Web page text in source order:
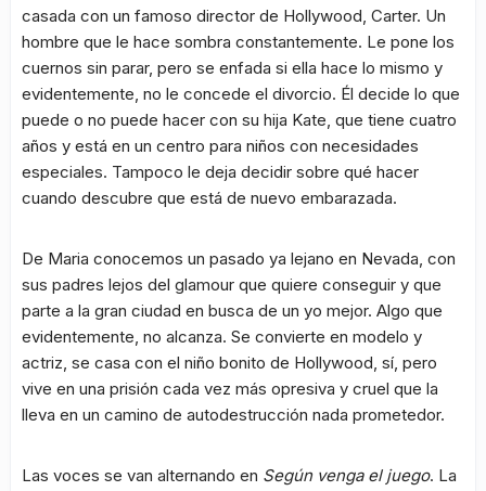
casada con un famoso director de Hollywood, Carter. Un
hombre que le hace sombra constantemente. Le pone los
cuernos sin parar, pero se enfada si ella hace lo mismo y
evidentemente, no le concede el divorcio. Él decide lo que
puede o no puede hacer con su hija Kate, que tiene cuatro
años y está en un centro para niños con necesidades
especiales. Tampoco le deja decidir sobre qué hacer
cuando descubre que está de nuevo embarazada.
De Maria conocemos un pasado ya lejano en Nevada, con
sus padres lejos del glamour que quiere conseguir y que
parte a la gran ciudad en busca de un yo mejor. Algo que
evidentemente, no alcanza. Se convierte en modelo y
actriz, se casa con el niño bonito de Hollywood, sí, pero
vive en una prisión cada vez más opresiva y cruel que la
lleva en un camino de autodestrucción nada prometedor.
Las voces se van alternando en Según venga el juego. La